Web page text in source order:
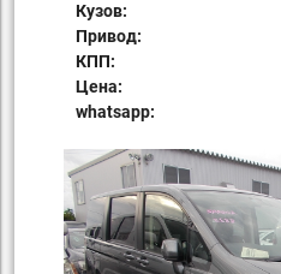
Кузов:
Привод:
КПП:
Цена:
whatsapp: